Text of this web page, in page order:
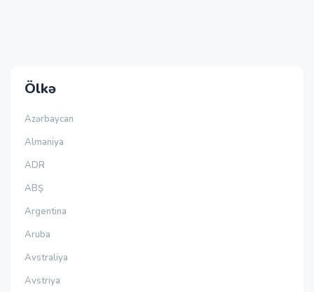
Ölkə
Azərbaycan
Almaniya
ADR
ABŞ
Argentina
Aruba
Avstraliya
Avstriya